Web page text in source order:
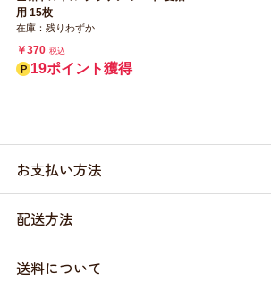
用 15枚
在庫：残りわずか
￥370 税込
19ポイント獲得
お支払い方法
配送方法
送料について